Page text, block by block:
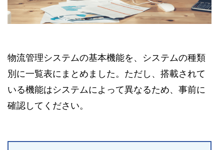
物流管理システムの基本機能を、システムの種類
別に一覧表にまとめました。ただし、搭載されて
いる機能はシステムによって異なるため、事前に
確認してください。